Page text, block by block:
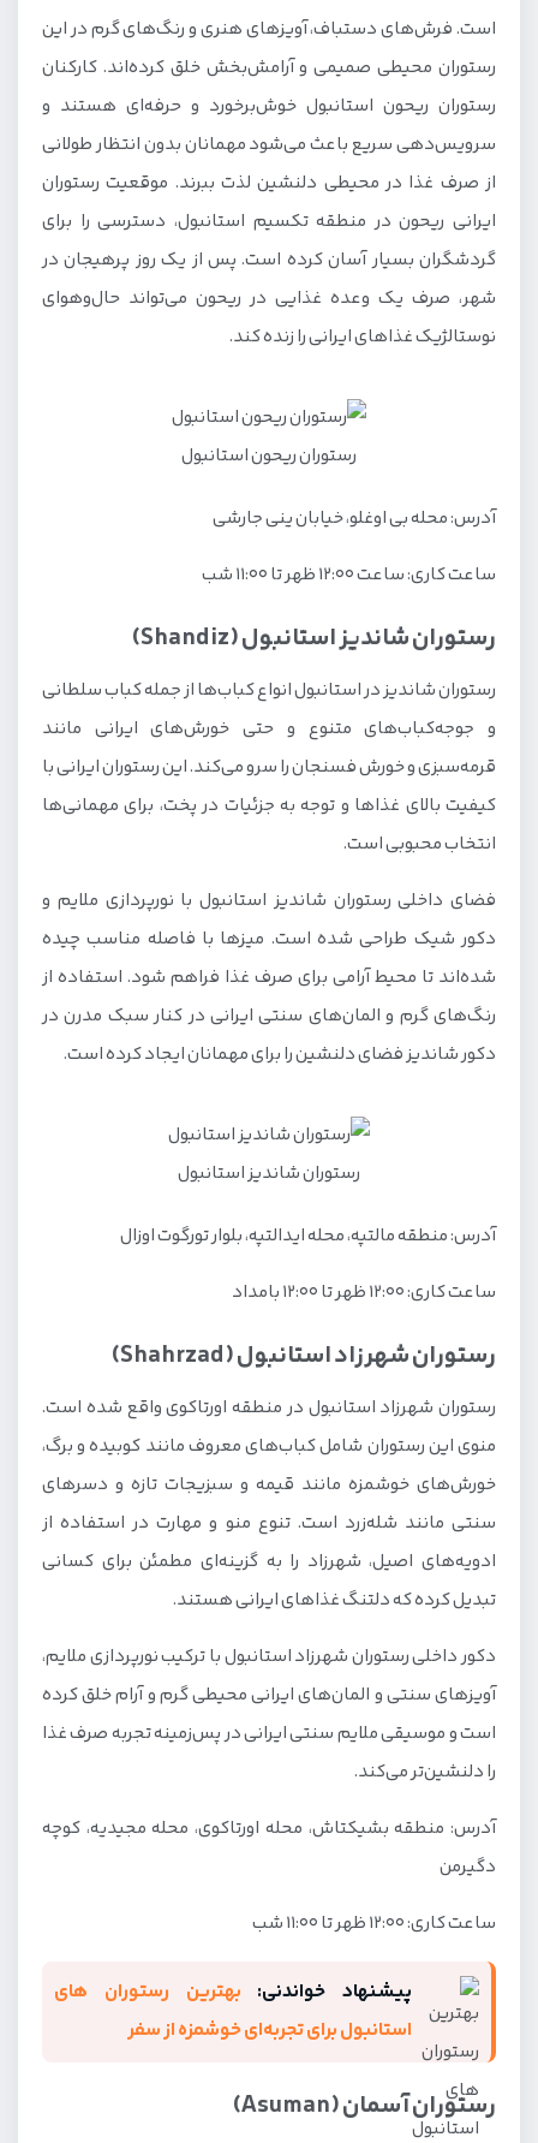
است. فرش‌های دستباف، آویزهای هنری و رنگ‌های گرم در این
رستوران محیطی صمیمی و آرامش‌بخش خلق کرده‌اند. کارکنان
رستوران ریحون استانبول خوش‌برخورد و حرفه‌ای هستند و
سرویس‌دهی سریع باعث می‌شود مهمانان بدون انتظار طولانی
از صرف غذا در محیطی دلنشین لذت ببرند. موقعیت رستوران
ایرانی ریحون در منطقه تکسیم استانبول، دسترسی را برای
گردشگران بسیار آسان کرده است. پس از یک روز پرهیجان در
شهر، صرف یک وعده غذایی در ریحون می‌تواند حال‌و‌هوای
نوستالژیک غذاهای ایرانی را زنده کند.
رستوران ریحون استانبول
آدرس: محله بی اوغلو، خیابان ینی جارشی
ساعت کاری: ساعت ۱۲:۰۰ ظهر تا ۱۱:۰۰ شب
رستوران شاندیز استانبول (Shandiz)
رستوران شاندیز در استانبول انواع کباب‌ها از جمله کباب سلطانی
و جوجه‌کباب‌های متنوع و حتی خورش‌های ایرانی مانند
قرمه‌سبزی و خورش فسنجان را سرو می‌کند. این رستوران ایرانی با
کیفیت بالای غذاها و توجه به جزئیات در پخت، برای مهمانی‌ها
انتخاب محبوبی است.
فضای داخلی رستوران شاندیز استانبول با نورپردازی ملایم و
دکور شیک طراحی شده است. میزها با فاصله مناسب چیده
شده‌اند تا محیط آرامی برای صرف غذا فراهم شود. استفاده از
رنگ‌های گرم و المان‌های سنتی ایرانی در کنار سبک مدرن در
دکور شاندیز فضای دلنشین را برای مهمانان ایجاد کرده است.
رستوران شاندیز استانبول
آدرس: منطقه مالتپه، محله ایدالتپه، بلوار تورگوت اوزال
ساعت کاری: ۱۲:۰۰ ظهر تا ۱۲:۰۰ بامداد
رستوران شهرزاد استانبول (Shahrzad)
رستوران شهرزاد استانبول در منطقه اورتاکوی واقع شده است.
منوی این رستوران شامل کباب‌های معروف مانند کوبیده و برگ،
خورش‌های خوشمزه مانند قیمه و سبزیجات تازه و دسرهای
سنتی مانند شله‌زرد است. تنوع منو و مهارت در استفاده از
ادویه‌های اصیل، شهرزاد را به گزینه‌ای مطمئن برای کسانی
تبدیل کرده که دلتنگ غذاهای ایرانی هستند.
دکور داخلی رستوران شهرزاد استانبول با ترکیب نورپردازی ملایم،
آویزهای سنتی و المان‌های ایرانی محیطی گرم و آرام خلق کرده
است و موسیقی ملایم سنتی ایرانی در پس‌زمینه تجربه صرف غذا
را دلنشین‌تر می‌کند.
آدرس: منطقه بشیکتاش، محله اورتاکوی، محله مجیدیه، کوچه
دگیرمن
ساعت کاری: ۱۲:۰۰ ظهر تا ۱۱:۰۰ شب
پیشنهاد خواندنی: بهترین رستوران های
استانبول برای تجربه‌ای خوشمزه از سفر
رستوران آسمان (Asuman)